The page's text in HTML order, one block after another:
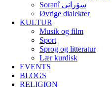
Soranî سۆرانی
Øvrige dialekter
KULTUR
Musik og film
Sport
Sprog og litteratur
Lær kurdisk
EVENTS
BLOGS
RELIGION